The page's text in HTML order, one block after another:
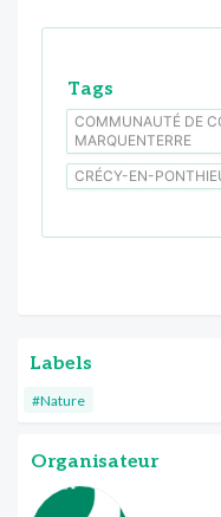
Tags
COMMUNAUTÉ DE
MARQUENTERRE
CRÉCY-EN-
Labels
#Nature
Organisateur